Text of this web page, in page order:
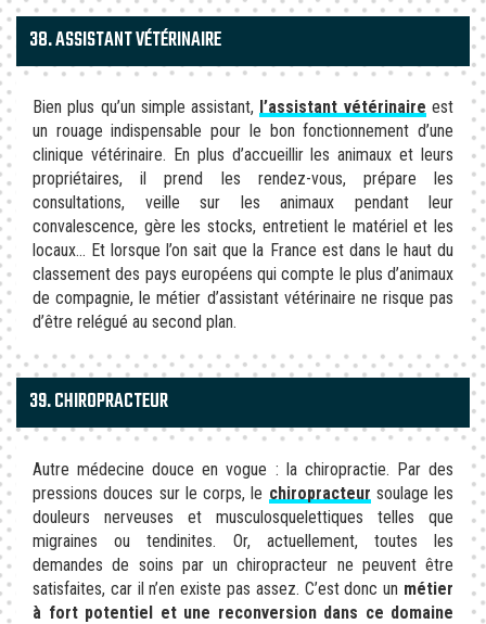
38. ASSISTANT VÉTÉRINAIRE
Bien plus qu’un simple assistant, l’assistant vétérinaire est
un rouage indispensable pour le bon fonctionnement d’une
clinique vétérinaire. En plus d’accueillir les animaux et leurs
propriétaires, il prend les rendez-vous, prépare les
consultations, veille sur les animaux pendant leur
convalescence, gère les stocks, entretient le matériel et les
locaux… Et lorsque l’on sait que la France est dans le haut du
classement des pays européens qui compte le plus d’animaux
de compagnie, le métier d’assistant vétérinaire ne risque pas
d’être relégué au second plan.
39. CHIROPRACTEUR
Autre médecine douce en vogue : la chiropractie. Par des
pressions douces sur le corps, le chiropracteur soulage les
douleurs nerveuses et musculosquelettiques telles que
migraines ou tendinites. Or, actuellement, toutes les
demandes de soins par un chiropracteur ne peuvent être
satisfaites, car il n’en existe pas assez. C’est donc un métier
à fort potentiel et une reconversion dans ce domaine